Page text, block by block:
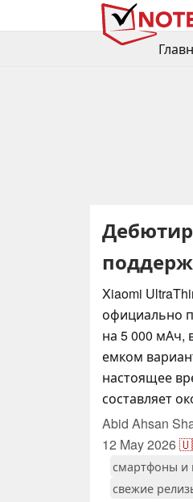
Xiaomi
официально
на 5 000 мАч,
емком
настоящее
составляет
Abid Ahsan
12 May 2026
смартфоны и
свежие